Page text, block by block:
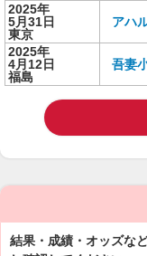
2025年
5月31日
東京
アハ
2025年
4月12日
福島
吾妻
結果・成績・オッズな